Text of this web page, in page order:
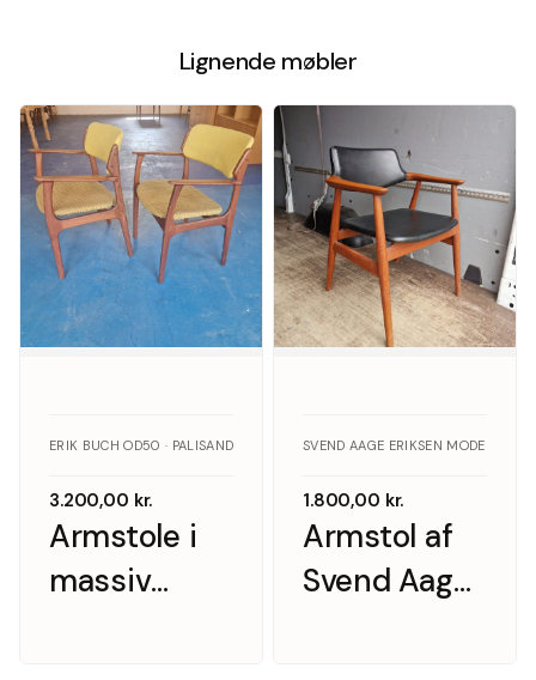
Lignende møbler
Armstole i
massiv
ERIK BUCH OD50 · PALISANDER
3.200,00 kr.
Armstol af
Svend Aage
SVEND AAGE ERIKSEN MODEL GM11
1.800,00 kr.